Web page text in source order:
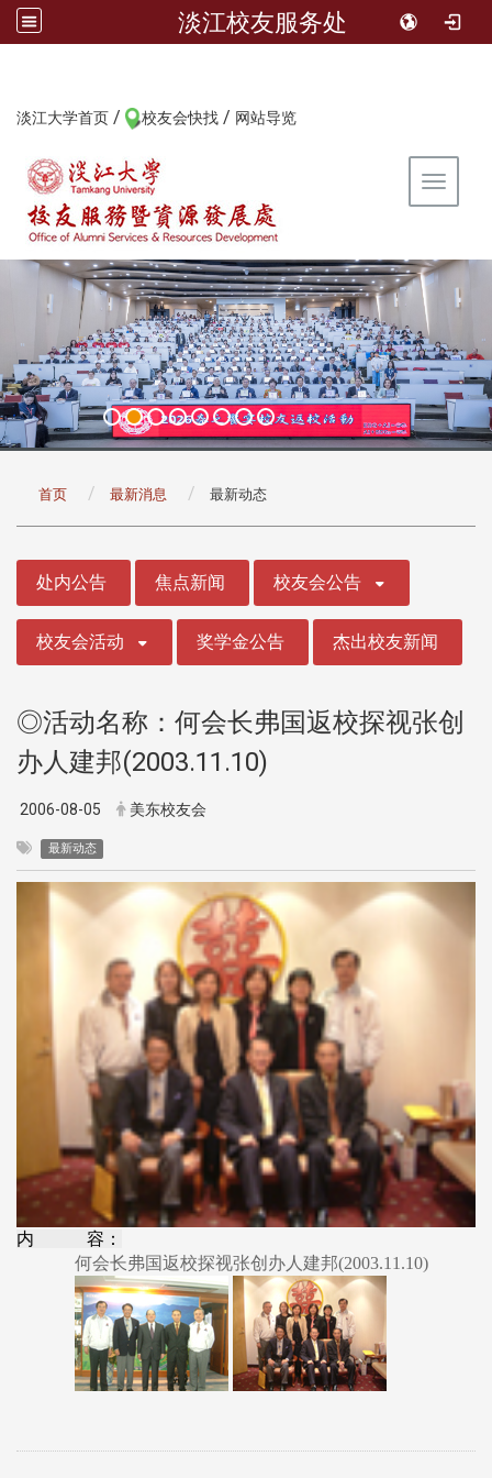
淡江校友服务处
淡江大学首页 / 校友会快找 / 网站导览
Toggle
首页 最新消息 最新动态
处内公告 焦点新闻 校友会公告
校友会活动 奖学金公告 杰出校友新闻
◎活动名称：何会长弗国返校探视张创
办人建邦(2003.11.10)
2006-08-05 美东校友会
最新动态
内 容：
何会长弗国返校探视张创办人建邦(2003.11.10)